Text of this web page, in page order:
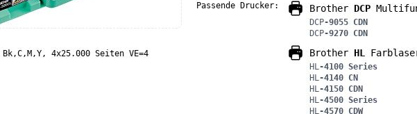
4x25.000 Seiten VE=4
Passende Drucker:
Brother DCP
DCP-9055 CDN
DCP-9270 CDN
Brother HL
HL-4100 Series
HL-4140 CN
HL-4150 CDN
HL-4500 Series
HL-4570 CDW